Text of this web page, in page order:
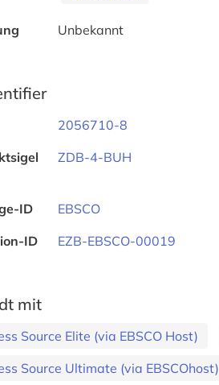
Unbekannt
2056710-8
ZDB-4-BUH
ID
EBSCO
ID
EZB-EBSCO-00019
mit
Source Elite (via EBSCO Host)
Source Ultimate (via EBSCOhost)